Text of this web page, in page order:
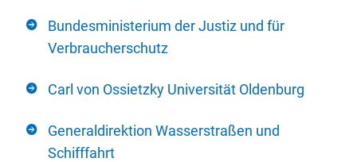
Bundesministerium der Justiz und für
Verbraucherschutz
Carl von Ossietzky Universität Oldenburg
Generaldirektion Wasserstraßen und
Schifffahrt